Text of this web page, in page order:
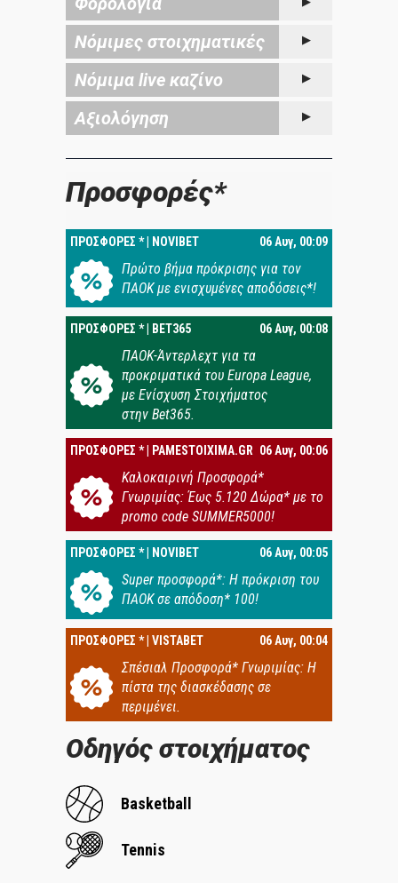
Νόμιμες στοιχηματικές
Νόμιμα live καζίνο
Αξιολόγηση
Προσφορές*
ΠΡΟΣΦΟΡΕΣ * | NOVIBET 06 Αυγ, 00:09
Πρώτο βήμα πρόκρισης για τον
ΠΑΟΚ με ενισχυμένες αποδόσεις*!
ΠΡΟΣΦΟΡΕΣ * | BET365 06 Αυγ, 00:08
ΠΑΟΚ-Άντερλεχτ για τα
προκριματικά του Europa League,
με Ενίσχυση Στοιχήματος
στην Bet365.
ΠΡΟΣΦΟΡΕΣ * | PAMESTOIXIMA.GR 06 Αυγ, 00:06
Καλοκαιρινή Προσφορά*
Γνωριμίας: Έως 5.120 Δώρα* με το
promo code SUMMER5000!
ΠΡΟΣΦΟΡΕΣ * | NOVIBET 06 Αυγ, 00:05
Super προσφορά*: Η πρόκριση του
ΠΑΟΚ σε απόδοση* 100!
ΠΡΟΣΦΟΡΕΣ * | VISTABET 06 Αυγ, 00:04
Σπέσιαλ Προσφορά* Γνωριμίας: Η
πίστα της διασκέδασης σε
περιμένει.
Οδηγός στοιχήματος
Basketball
Tennis